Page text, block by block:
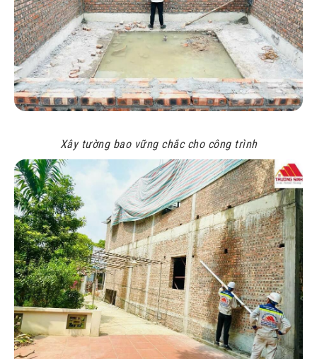
Xây tường bao vững chắc cho công trình